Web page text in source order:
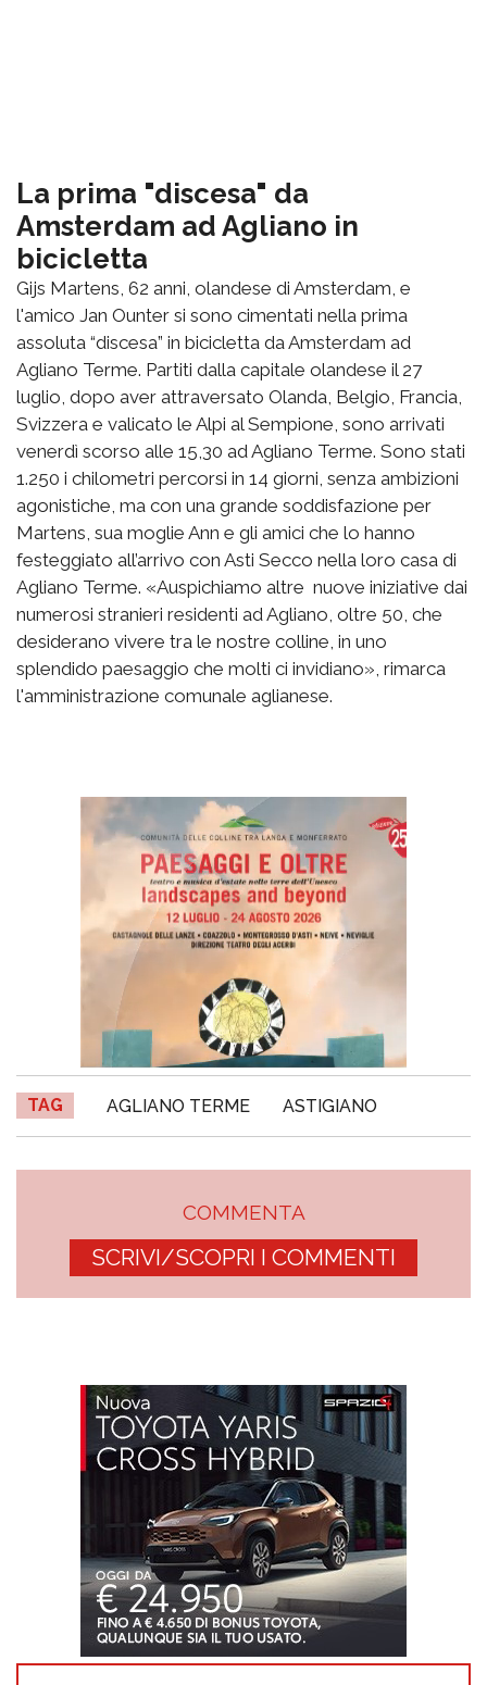
La prima "discesa" da
Amsterdam ad Agliano in
bicicletta
Gijs Martens, 62 anni, olandese di Amsterdam, e
l'amico Jan Ounter si sono cimentati nella prima
assoluta “discesa” in bicicletta da Amsterdam ad
Agliano Terme. Partiti dalla capitale olandese il 27
luglio, dopo aver attraversato Olanda, Belgio, Francia,
Svizzera e valicato le Alpi al Sempione, sono arrivati
venerdì scorso alle 15,30 ad Agliano Terme. Sono stati
1.250 i chilometri percorsi in 14 giorni, senza ambizioni
agonistiche, ma con una grande soddisfazione per
Martens, sua moglie Ann e gli amici che lo hanno
festeggiato all’arrivo con Asti Secco nella loro casa di
Agliano Terme. «Auspichiamo altre nuove iniziative dai
numerosi stranieri residenti ad Agliano, oltre 50, che
desiderano vivere tra le nostre colline, in uno
splendido paesaggio che molti ci invidiano», rimarca
l'amministrazione comunale aglianese.
TAG AGLIANO TERME ASTIGIANO
COMMENTA
SCRIVI/SCOPRI I COMMENTI